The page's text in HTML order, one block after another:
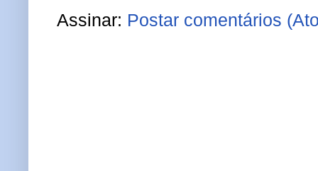
Assinar: Postar comentários